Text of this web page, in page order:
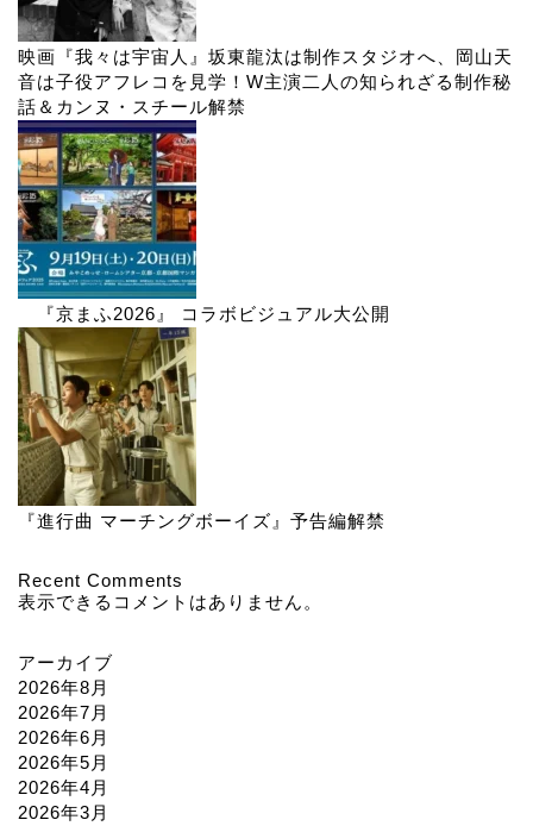
映画『我々は宇宙人』坂東龍汰は制作スタジオへ、岡山天
音は子役アフレコを見学！W主演二人の知られざる制作秘
話＆カンヌ・スチール解禁
『京まふ2026』 コラボビジュアル大公開
『進行曲 マーチングボーイズ』予告編解禁
Recent Comments
表示できるコメントはありません。
アーカイブ
2026年8月
2026年7月
2026年6月
2026年5月
2026年4月
2026年3月